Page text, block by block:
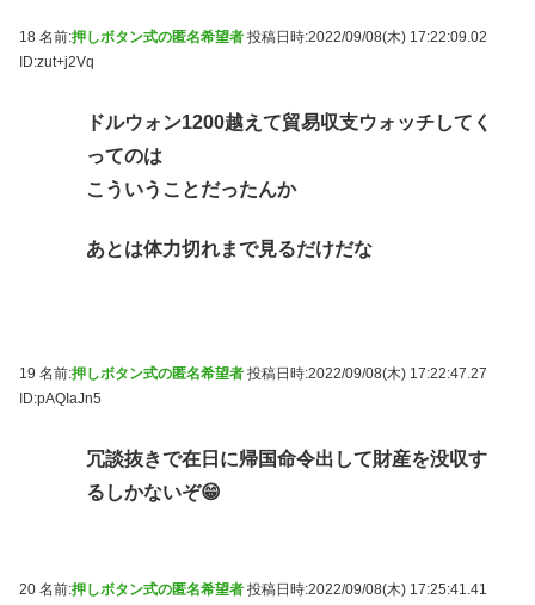
18 名前:押しボタン式の匿名希望者 投稿日時:2022/09/08(木) 17:22:09.02
ID:zut+j2Vq
ドルウォン1200越えて貿易収支ウォッチしてく
ってのは
こういうことだったんか
あとは体力切れまで見るだけだな
19 名前:押しボタン式の匿名希望者 投稿日時:2022/09/08(木) 17:22:47.27
ID:pAQIaJn5
冗談抜きで在日に帰国命令出して財産を没収す
るしかないぞ😁
20 名前:押しボタン式の匿名希望者 投稿日時:2022/09/08(木) 17:25:41.41